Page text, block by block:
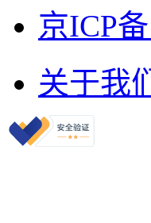
京ICP
关于我们